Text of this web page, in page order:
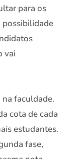
para os
possibilidade
vai
faculdade.
cota de cada
estudantes.
fase,